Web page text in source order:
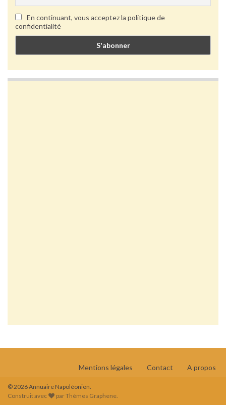
En continuant, vous acceptez la politique de
confidentialité
Mentions légales Contact A propos
© 2026 Annuaire Napoléonien.
Construit avec
parThèmes Graphene.